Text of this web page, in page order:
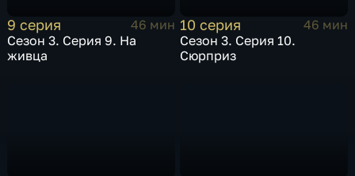
9 серия
46 мин
Сезон 3. Серия 9. На
живца
10 серия
46 мин
Сезон 3. Серия 10.
Сюрприз